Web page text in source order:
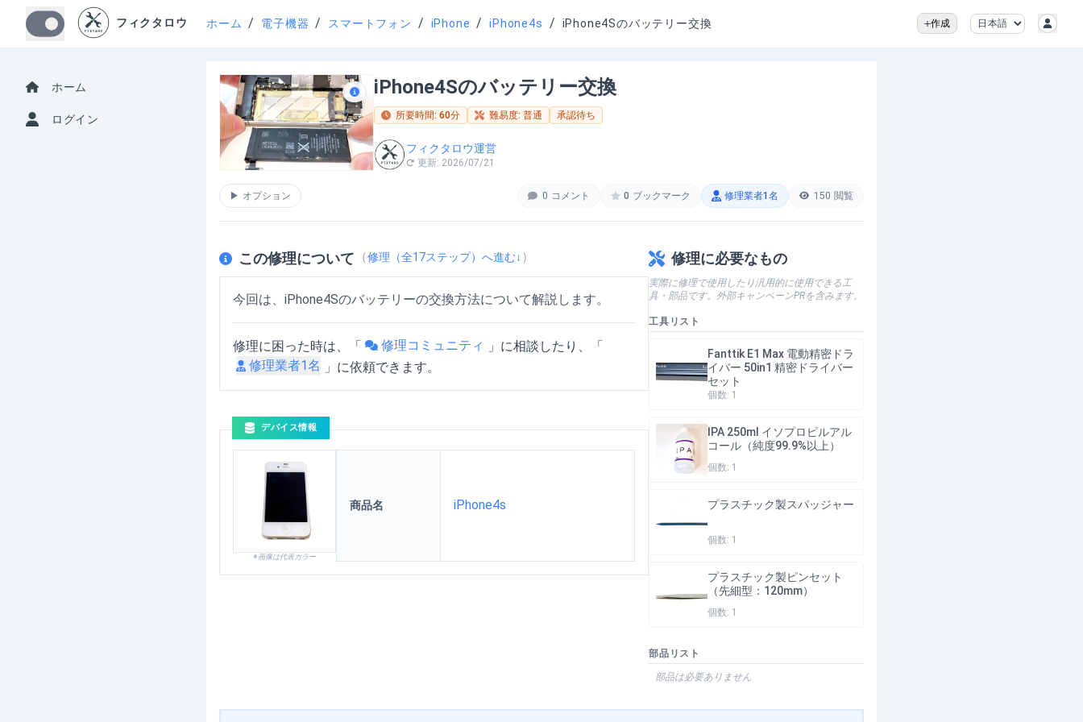
ホーム
ログイン
フィクタロウ ホーム / 電子機器 / スマートフォン / iPhone / iPhone4s / iPhone4Sのバッテリー交換 作成
iPhone4Sのバッテリー交換
所要時間: 60分 難易度: 普通 承認待ち
フィクタロウ運営
更新: 2026/07/21
▶ オプション 0 コメント 0 ブックマーク 修理業者1 名 150 閲覧
この修理について （修理（全17ステップ）へ進む↓ ）
今回は、iPhone4Sのバッテリーの交換方法について解説します。
修理に困った時は、「 修理コミュニティ 」 に相談したり、「
修理業者1名 」に依頼できます。
デバイス情報
※画像は代表カラー
商品名 iPhone4s
修理に必要なもの
実際に修理で使用したり汎用的に使用できる工
具・部品です。外部キャンペーンPRを含みます。
工具リスト
Fanttik E1 Max 電動精密ドラ
イバー 50in1 精密ドライバー
セット
個数: 1
IPA 250ml イソプロピルアル
コール（純度99.9%以上）
個数: 1
プラスチック製スパッジャー
個数: 1
プラスチック製ピンセット
（先細型：120mm）
個数: 1
部品リスト
部品は必要ありません